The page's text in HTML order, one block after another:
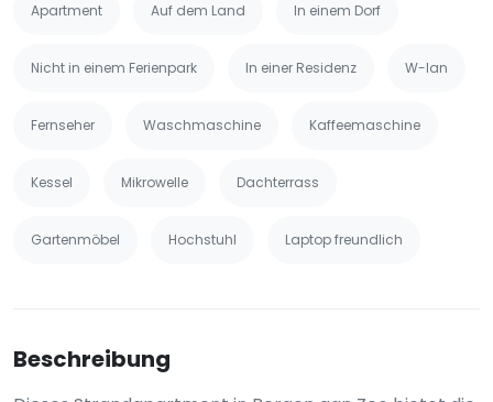
Apartment Auf dem Land In einem Dorf
Nicht in einem Ferienpark In einer Residenz W-lan
Fernseher Waschmaschine Kaffeemaschine
Kessel Mikrowelle Dachterrass
Gartenmöbel Hochstuhl Laptop freundlich
Beschreibung